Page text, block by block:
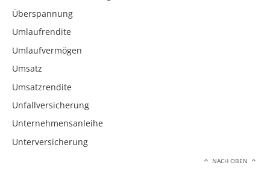
Überspannung
Umlaufrendite
Umlaufvermögen
Umsatz
Umsatzrendite
Unfallversicherung
Unternehmensanleihe
Unterversicherung
NACH OBEN